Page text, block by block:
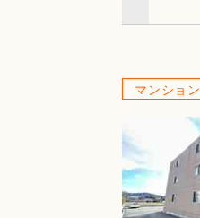
マンション